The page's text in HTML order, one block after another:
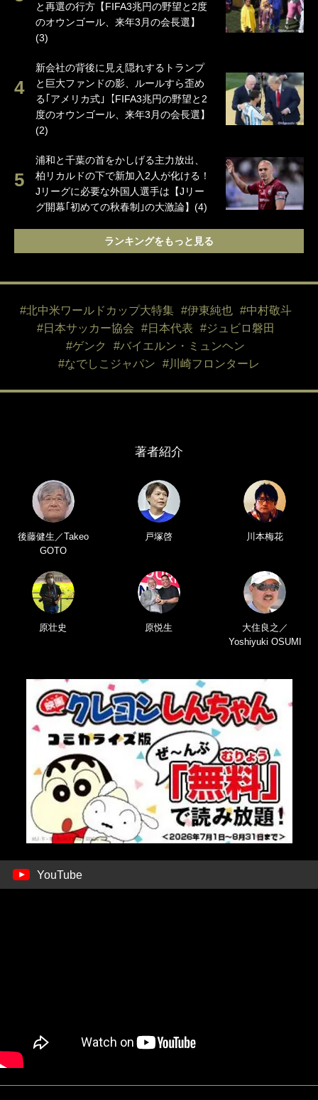
と再選の行方【FIFA3兆円の野望と2度
のオウンゴール、来年3月の会長選】
(3)
新会社の背後に見え隠れするトランプ
と巨大ファンドの影、ルールすら歪め
る｢アメリカ式｣【FIFA3兆円の野望と2
度のオウンゴール、来年3月の会長選】
(2)
浦和と千葉の首をかしげる主力放出、
柏リカルドの下で新加入2人が化ける！
Jリーグに必要な外国人選手は【Jリー
グ開幕｢初めての秋春制｣の大激論】(4)
ランキングをもっと見る
#北中米ワールドカップ大特集 #伊東純也
#中村敬斗
#日本サッカー協会
#日本代表
#ジュビロ磐田
#ゲンク
#バイエルン・ミュンヘン
#なでしこジャパン
#川崎フロンターレ
著者紹介
後藤健生／Takeo
GOTO
戸塚啓 川本梅花
原壮史 原悦生
大住良之／
Yoshiyuki OSUMI
YouTube